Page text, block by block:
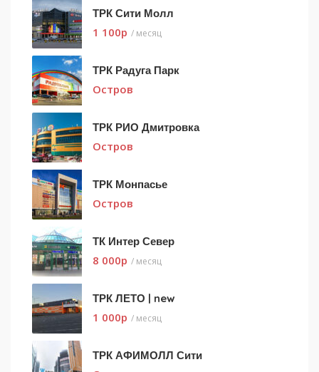
ТРК Сити Молл
1 100p / месяц
ТРК Радуга Парк
Остров
ТРК РИО Дмитровка
Остров
ТРК Монпасье
Остров
ТК Интер Север
8 000p / месяц
ТРК ЛЕТО | new
1 000p / месяц
ТРК АФИМОЛЛ Сити